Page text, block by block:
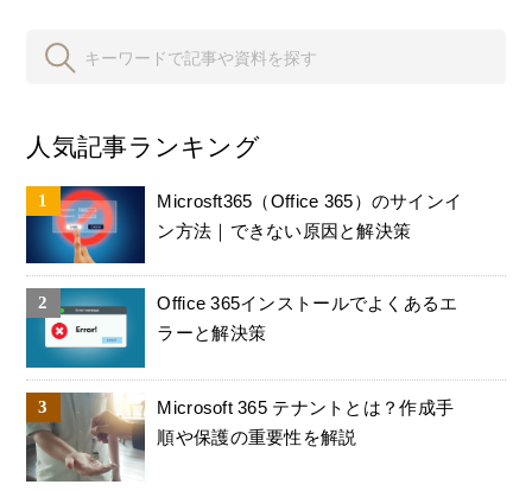
人気記事ランキング
Microsft365（Office 365）のサインイ
ン方法｜できない原因と解決策
Office 365インストールでよくあるエ
ラーと解決策
Microsoft 365 テナントとは？作成手
順や保護の重要性を解説